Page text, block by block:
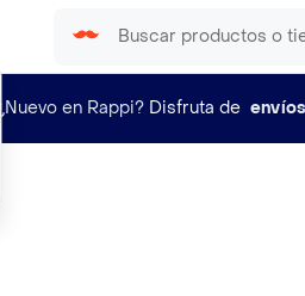
¿Nuevo en Rappi? Disfruta de